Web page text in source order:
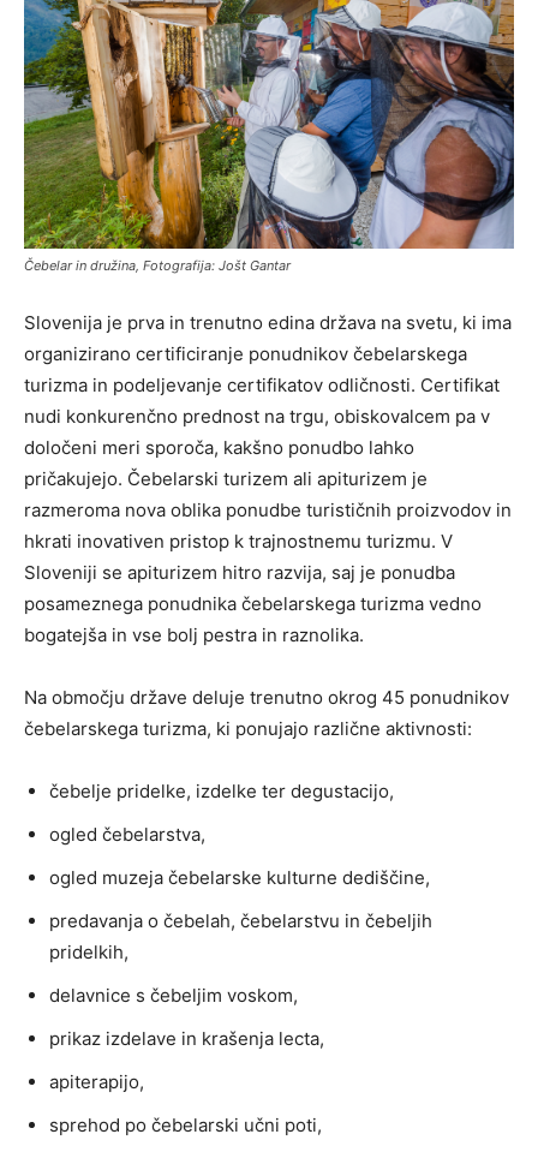
Čebelar in družina, Fotografija: Jošt Gantar
Slovenija je prva in trenutno edina država na svetu, ki ima
organizirano certificiranje ponudnikov čebelarskega
turizma in podeljevanje certifikatov odličnosti. Certifikat
nudi konkurenčno prednost na trgu, obiskovalcem pa v
določeni meri sporoča, kakšno ponudbo lahko
pričakujejo. Čebelarski turizem ali apiturizem je
razmeroma nova oblika ponudbe turističnih proizvodov in
hkrati inovativen pristop k trajnostnemu turizmu. V
Sloveniji se apiturizem hitro razvija, saj je ponudba
posameznega ponudnika čebelarskega turizma vedno
bogatejša in vse bolj pestra in raznolika.
Na območju države deluje trenutno okrog 45 ponudnikov
čebelarskega turizma, ki ponujajo različne aktivnosti:
čebelje pridelke, izdelke ter degustacijo,
ogled čebelarstva,
ogled muzeja čebelarske kulturne dediščine,
predavanja o čebelah, čebelarstvu in čebeljih
pridelkih,
delavnice s čebeljim voskom,
prikaz izdelave in krašenja lecta,
apiterapijo,
sprehod po čebelarski učni poti,